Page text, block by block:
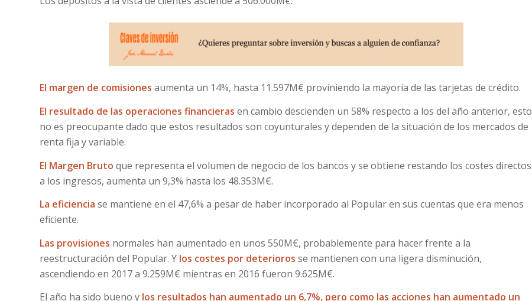
El margen de comisiones aumenta un 14%, hasta 11.597M€ proviniendo la mayoría de las tarjetas de crédito.
El resultado de las operaciones financieras en cambio descienden un 58% respecto a los del año anterior, esto
no es preocupante dado que estos resultados son coyunturales y dependen de la situación de los mercados de
renta fija y variable.
El Margen Bruto que representa el volumen de negocio de los bancos y se obtiene restando los costes directos
a los ingresos, aumenta un 9,3% hasta los 48.353M€.
La eficiencia se mantiene en el 47,6% a pesar de haber incorporado al Popular en sus cuentas que era menos
eficiente.
Las provisiones normales han aumentado en unos 550M€, probablemente para hacer frente a la
reestructuración del Popular. Y los costes por deterioros se mantienen con una ligera disminución,
ascendiendo en 2017 a 9.259M€ mientras en 2016 fueron 9.625M€.
El año ha sido bueno y los resultados han aumentado un 6,7%, pero como las acciones han aumentado un